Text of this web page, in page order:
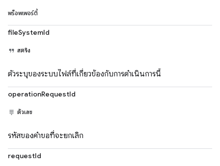
พร็อพเพอร์ตี้
fileSystemId
สตริง
ตัวระบุของระบบไฟล์ที่เกี่ยวข้องกับการดำเนินการนี้
operationRequestId
ตัวเลข
รหัสของคำขอที่จะยกเลิก
requestId